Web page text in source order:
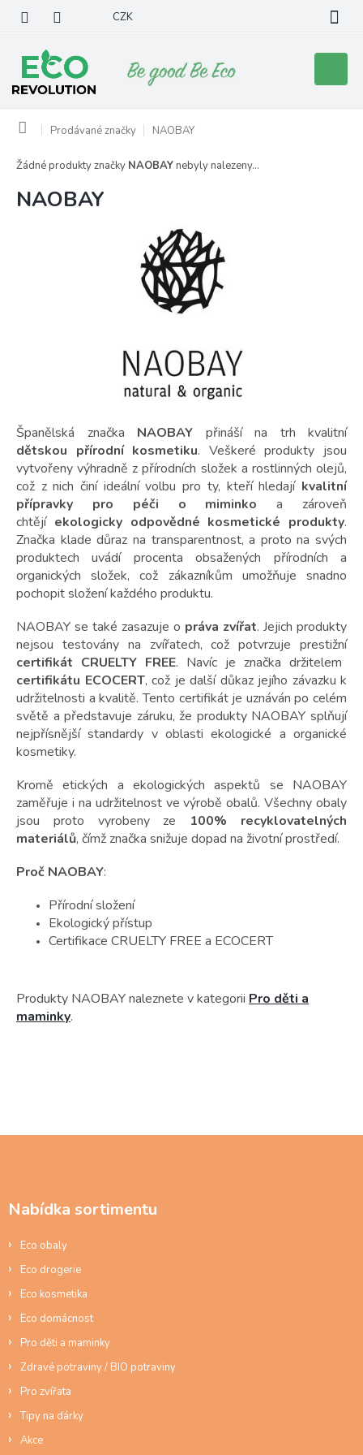
obsah
CZK
košík
Domů Prodávané značky NAOBAY
NAOBAY
Španělská značka NAOBAY přináší na trh kvalitní
dětskou přírodní kosmetiku. Veškeré produkty jsou
vytvořeny výhradně z přírodních složek a rostlinných olejů,
což z nich činí ideální volbu pro ty, kteří hledají kvalitní
přípravky pro péči o miminko a zároveň
chtějí ekologicky odpovědné kosmetické produkty.
Značka klade důraz na transparentnost, a proto na svých
produktech uvádí procenta obsažených přírodních a
organických složek, což zákazníkům umožňuje snadno
pochopit složení každého produktu.
NAOBAY se také zasazuje o práva zvířat. Jejich produkty
nejsou testovány na zvířatech, což potvrzuje prestižní
certifikát CRUELTY FREE. Navíc je značka držitelem
certifikátu ECOCERT, což je další důkaz jejího závazku k
udržitelnosti a kvalitě. Tento certifikát je uznáván po celém
světě a představuje záruku, že produkty NAOBAY splňují
nejpřísnější standardy v oblasti ekologické a organické
kosmetiky.
Kromě etických a ekologických aspektů se NAOBAY
zaměřuje i na udržitelnost ve výrobě obalů. Všechny obaly
jsou proto vyrobeny ze 100% recyklovatelných
materiálů, čímž značka snižuje dopad na životní prostředí.
Proč NAOBAY:
Přírodní složení
Ekologický přístup
Certifikace CRUELTY FREE a ECOCERT
Produkty NAOBAY naleznete v kategorii Pro děti a
maminky.
Žádné produkty značky NAOBAY nebyly nalezeny...
Nabídka sortimentu
Eco obaly
Eco drogerie
Eco kosmetika
Eco domácnost
Pro děti a maminky
Zdravé potraviny / BIO potraviny
Pro zvířata
Tipy na dárky
Akce